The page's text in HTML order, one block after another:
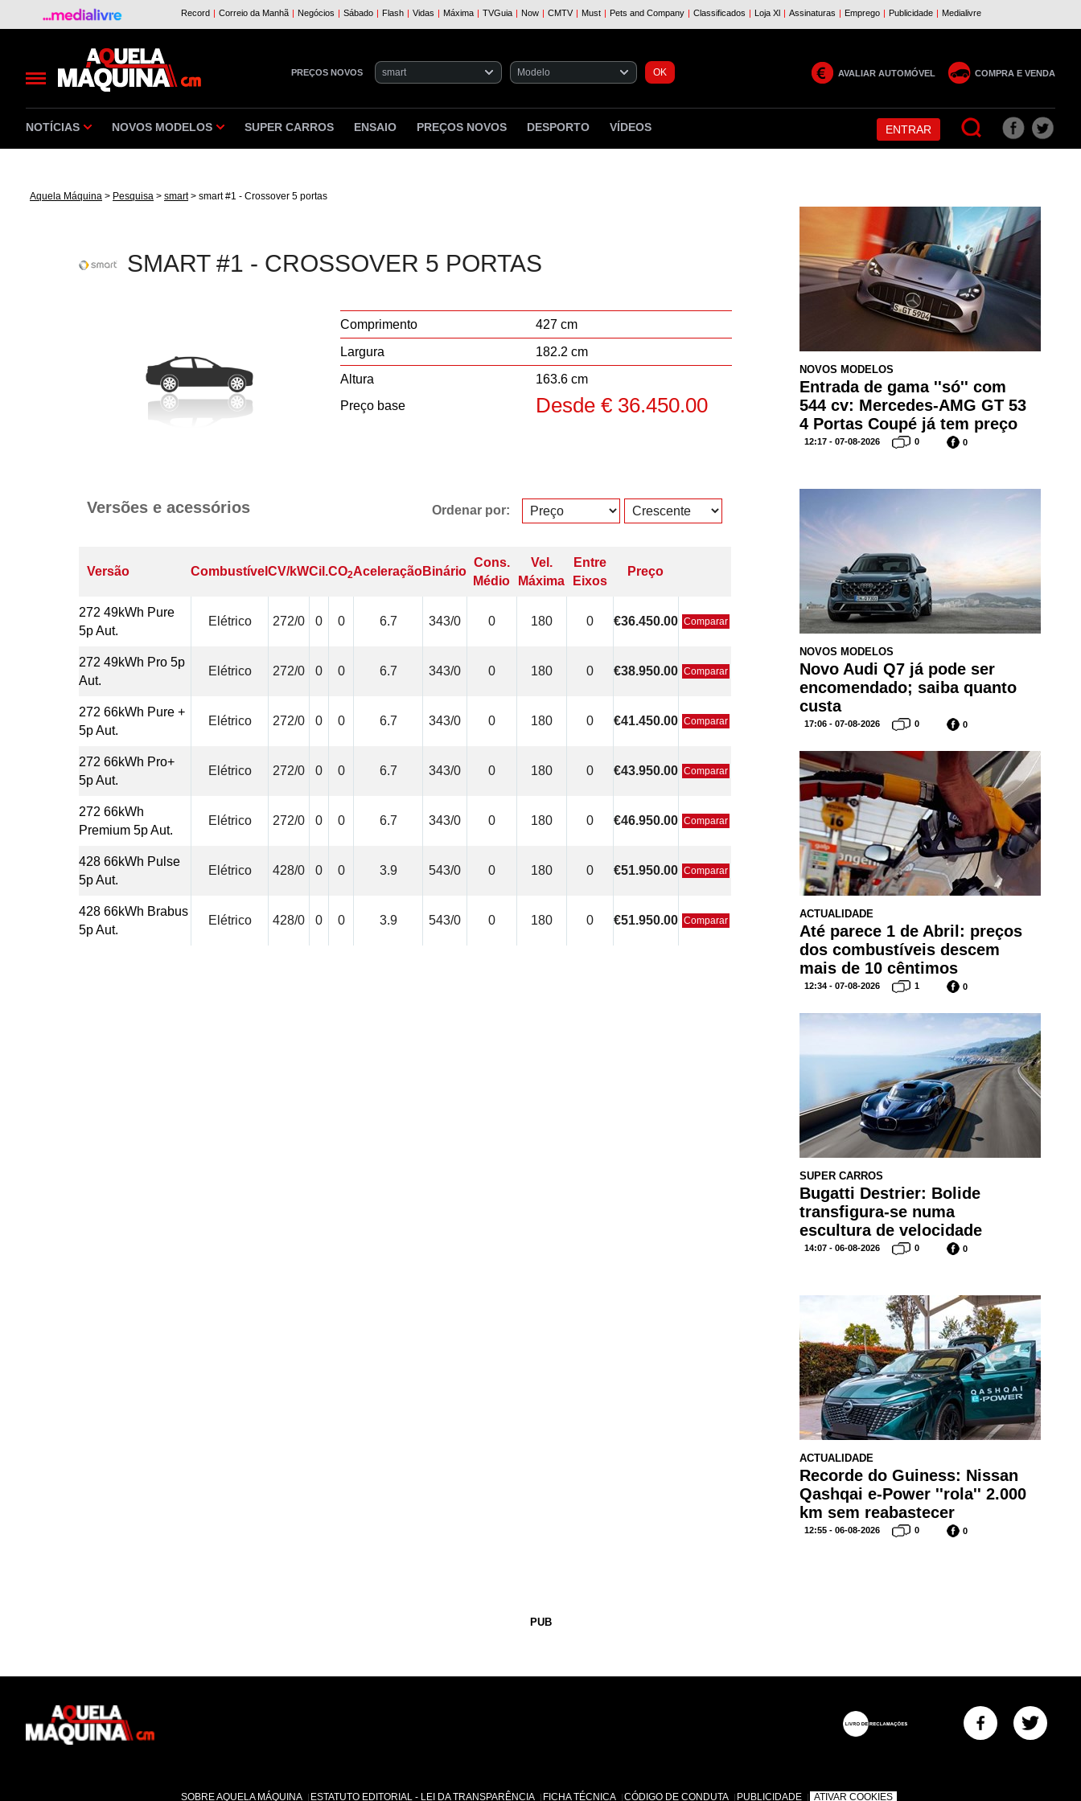
AVALIAR AUTOMÓVEL COMPRA E VENDA
PREÇOS NOVOS
NOTÍCIAS NOVOS MODELOS SUPER CARROS ENSAIO PREÇOS NOVOS DESPORTO VÍDEOS ENTRAR
Aquela Máquina > Pesquisa > smart> smart #1 - Crossover 5 portas
SMART #1 - CROSSOVER 5 PORTAS
Comprimento
427 cm
Largura
182.2 cm
Altura
163.6 cm
Preço base
Desde € 36.450.00
Versões e acessórios Ordenar por:
Versão CombustívelCV/kWCil.CO2AceleraçãoBinário
Cons.
Médio
Vel.
Máxima
Entre
Eixos
Preço
272 49kWh Pure
5p Aut.
Elétrico 272/0 0 0 6.7 343/0 0 180 0 €36.450.00 Comparar
272 49kWh Pro 5p
Aut.
Elétrico 272/0 0 0 6.7 343/0 0 180 0 €38.950.00 Comparar
272 66kWh Pure +
5p Aut.
Elétrico 272/0 0 0 6.7 343/0 0 180 0 €41.450.00 Comparar
272 66kWh Pro+
5p Aut.
Elétrico 272/0 0 0 6.7 343/0 0 180 0 €43.950.00 Comparar
272 66kWh
Premium 5p Aut.
Elétrico 272/0 0 0 6.7 343/0 0 180 0 €46.950.00 Comparar
428 66kWh Pulse
5p Aut.
Elétrico 428/0 0 0 3.9 543/0 0 180 0 €51.950.00 Comparar
428 66kWh Brabus
5p Aut.
Elétrico 428/0 0 0 3.9 543/0 0 180 0 €51.950.00 Comparar
NOVOS MODELOS
Entrada de gama ''só'' com
544 cv: Mercedes-AMG GT 53
4 Portas Coupé já tem preço
12:17 - 07-08-2026 0 0
NOVOS MODELOS
Novo Audi Q7 já pode ser
encomendado; saiba quanto
custa
17:06 - 07-08-2026 0 0
ACTUALIDADE
Até parece 1 de Abril: preços
dos combustíveis descem
mais de 10 cêntimos
12:34 - 07-08-2026 1 0
SUPER CARROS
Bugatti Destrier: Bolide
transfigura-se numa
escultura de velocidade
14:07 - 06-08-2026 0 0
ACTUALIDADE
Recorde do Guiness: Nissan
Qashqai e-Power ''rola'' 2.000
km sem reabastecer
12:55 - 06-08-2026 0 0
PUB
SOBRE AQUELA MÁQUINA ESTATUTO EDITORIAL - LEI DA TRANSPARÊNCIA FICHA TÉCNICA CÓDIGO DE CONDUTA PUBLICIDADE ATIVAR COOKIES